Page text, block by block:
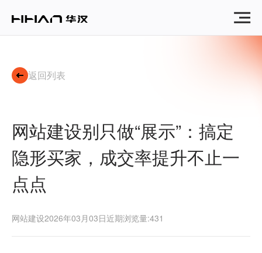
B2B
圈，
返回列表
网站建设别只做“展示”：搞定
隐形买家，成交率提升不止一
点点
网站建设2026年03月03日近期浏览量:431